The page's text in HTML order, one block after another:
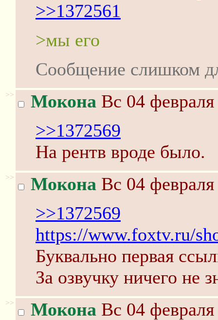
>>1372561
>мы его
Сообщение слишком
>> Мокона Вс 04
>>1372569
На рентв вроде было.
>> Мокона Вс 04
>>1372569
https://www.foxtv.ru/
Буквально первая
За озвучку ничего не
>> Мокона Вс 04